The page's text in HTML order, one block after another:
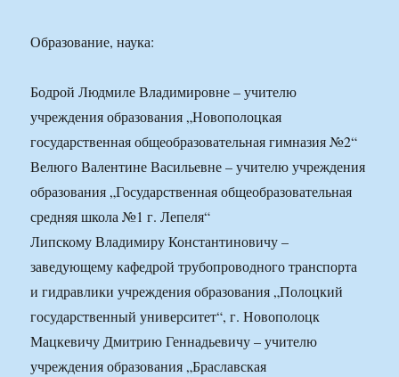
Образование, наука:
Бодрой Людмиле Владимировне – учителю
учреждения образования „Новополоцкая
государственная общеобразовательная гимназия №2“
Велюго Валентине Васильевне – учителю учреждения
образования „Государственная общеобразовательная
средняя школа №1 г. Лепеля“
Липскому Владимиру Константиновичу –
заведующему кафедрой трубопроводного транспорта
и гидравлики учреждения образования „Полоцкий
государственный университет“, г. Новополоцк
Мацкевичу Дмитрию Геннадьевичу – учителю
учреждения образования „Браславская